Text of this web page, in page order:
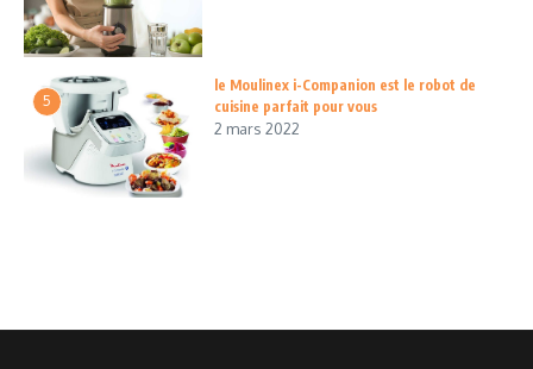
5
le Moulinex i-Companion est le robot de
cuisine parfait pour vous
2 mars 2022